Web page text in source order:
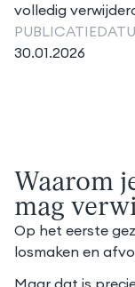
volledig
30.01.2026
Waarom
mag
Op het eerste
losmaken en
Maar dat is